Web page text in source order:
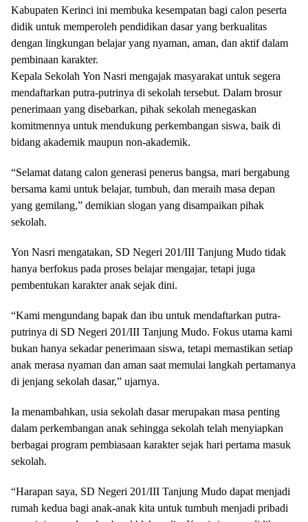
Kabupaten Kerinci ini membuka kesempatan bagi calon peserta
didik untuk memperoleh pendidikan dasar yang berkualitas
dengan lingkungan belajar yang nyaman, aman, dan aktif dalam
pembinaan karakter.
Kepala Sekolah Yon Nasri mengajak masyarakat untuk segera
mendaftarkan putra-putrinya di sekolah tersebut. Dalam brosur
penerimaan yang disebarkan, pihak sekolah menegaskan
komitmennya untuk mendukung perkembangan siswa, baik di
bidang akademik maupun non-akademik.
“Selamat datang calon generasi penerus bangsa, mari bergabung
bersama kami untuk belajar, tumbuh, dan meraih masa depan
yang gemilang,” demikian slogan yang disampaikan pihak
sekolah.
Yon Nasri mengatakan, SD Negeri 201/III Tanjung Mudo tidak
hanya berfokus pada proses belajar mengajar, tetapi juga
pembentukan karakter anak sejak dini.
“Kami mengundang bapak dan ibu untuk mendaftarkan putra-
putrinya di SD Negeri 201/III Tanjung Mudo. Fokus utama kami
bukan hanya sekadar penerimaan siswa, tetapi memastikan setiap
anak merasa nyaman dan aman saat memulai langkah pertamanya
di jenjang sekolah dasar,” ujarnya.
Ia menambahkan, usia sekolah dasar merupakan masa penting
dalam perkembangan anak sehingga sekolah telah menyiapkan
berbagai program pembiasaan karakter sejak hari pertama masuk
sekolah.
“Harapan saya, SD Negeri 201/III Tanjung Mudo dapat menjadi
rumah kedua bagi anak-anak kita untuk tumbuh menjadi pribadi